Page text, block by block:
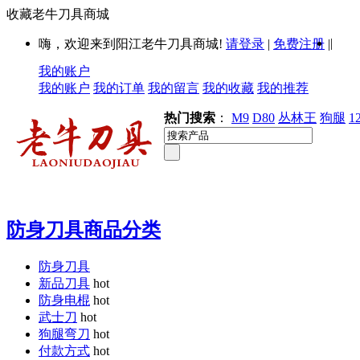
收藏老牛刀具商城
嗨，欢迎来到阳江老牛刀具商城! 请登录 | 免费注册 ||
我的账户
我的账户 我的订单 我的留言 我的收藏 我的推荐
热门搜索 ： M9 D80 丛林王 狗腿
防身刀具商品分类
防身刀具
新品刀具 hot
防身电棍 hot
武士刀 hot
狗腿弯刀 hot
付款方式 hot